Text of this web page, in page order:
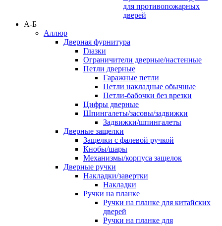
для противопожарных
дверей
А-Б
Аллюр
Дверная фурнитура
Глазки
Ограничители дверные/настенные
Петли дверные
Гаражные петли
Петли накладные обычные
Петли-бабочки без врезки
Цифры дверные
Шпингалеты/засовы/задвижки
Задвижки/шпингалеты
Дверные защелки
Защелки с фалевой ручкой
Кнобы/шары
Механизмы/корпуса защелок
Дверные ручки
Накладки/завертки
Накладки
Ручки на планке
Ручки на планке для китайских
дверей
Ручки на планке для